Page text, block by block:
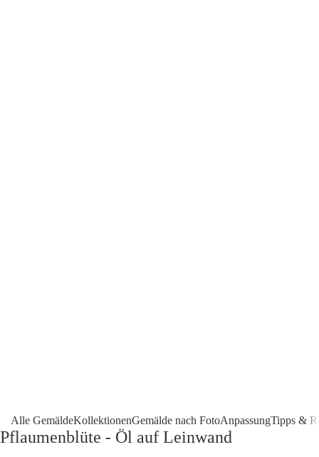
Alle GemäldeKollektionenGemälde nach FotoAnpassungTipps &
Pflaumenblüte - Öl auf Leinwand